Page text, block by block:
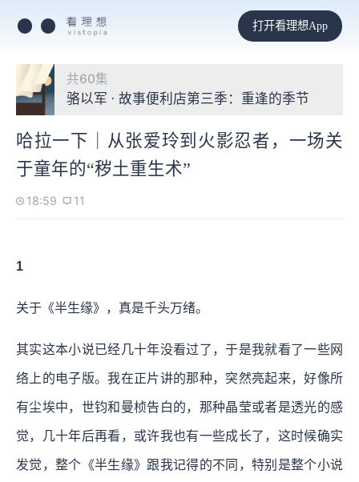
打开看理想App
共60集
骆以军 · 故事便利店第三季：重逢的季节
哈拉一下｜从张爱玲到火影忍者，一场关
于童年的“秽土重生术”
18:59 11
1
关于《半生缘》，真是千头万绪。
其实这本小说已经几十年没看过了，于是我就看了一些网
络上的电子版。我在正片讲的那种，突然亮起来，好像所
有尘埃中，世钧和曼桢告白的，那种晶莹或者是透光的感
觉，几十年后再看，或许我也有一些成长了，这时候确实
发觉，整个《半生缘》跟我记得的不同，特别是整个小说